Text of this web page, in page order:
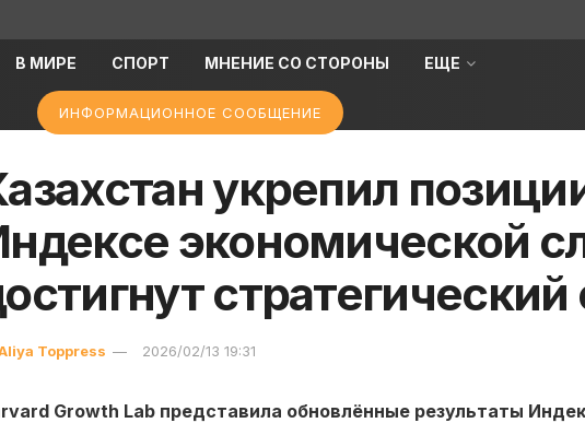
В МИРЕ СПОРТ МНЕНИЕ СО СТОРОНЫ ЕЩЕ
ИНФОРМАЦИОННОЕ СООБЩЕНИЕ
укрепил
экономической
Toppress 2026/02/13 19:31
Growth Lab представила обновлённые результаты